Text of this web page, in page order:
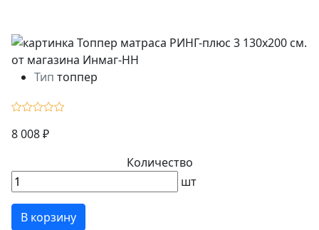
Тип топпер
8 008 ₽
Количество
шт
В корзину